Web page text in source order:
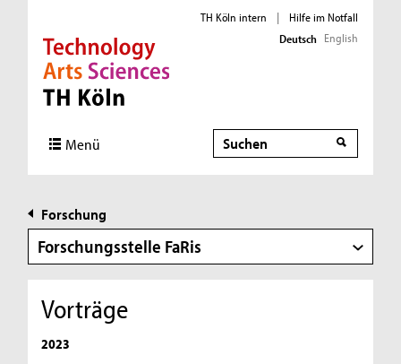
Direkt zur Hauptnavigation
Direkt zur Subnavigation
Direkt zum Inhalt
Direkt zum Fußbereich
TH Köln intern |
Hilfe im Notfall
Deutsch English
Menü Suche
Suche
Forschung
Forschungsstelle FaRis
Vorträge
2023